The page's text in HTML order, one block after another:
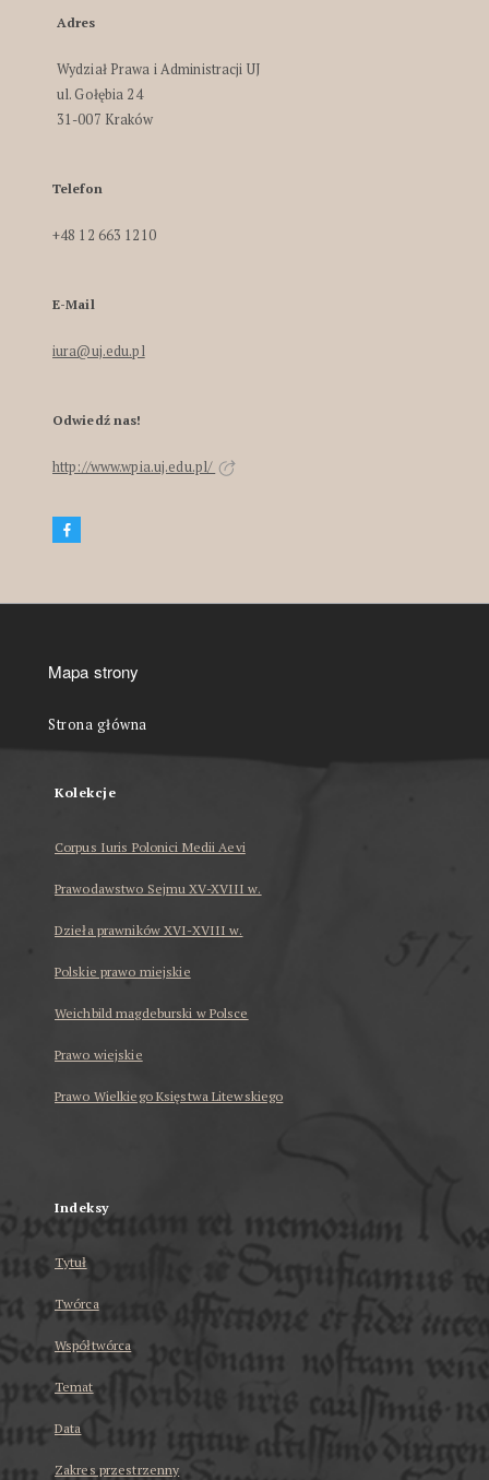
Adres
Wydział Prawa i Administracji UJ
ul. Gołębia 24
31-007 Kraków
Telefon
+48 12 663 1210
E-Mail
iura@uj.edu.pl
Odwiedź nas!
http://www.wpia.uj.edu.pl/
Mapa strony
Strona główna
Kolekcje
Corpus Iuris Polonici Medii Aevi
Prawodawstwo Sejmu XV-XVIII w.
Dzieła prawników XVI-XVIII w.
Polskie prawo miejskie
Weichbild magdeburski w Polsce
Prawo wiejskie
Prawo Wielkiego Księstwa Litewskiego
Indeksy
Tytuł
Twórca
Współtwórca
Temat
Data
Zakres przestrzenny